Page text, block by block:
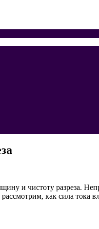
и чистоту разреза.
как сила тока